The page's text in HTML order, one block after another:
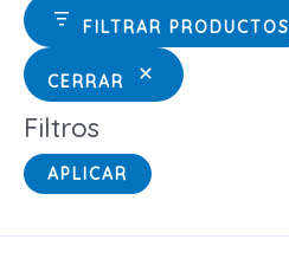
FILTRAR PRODUCTOS
CERRAR
Filtros
APLICAR